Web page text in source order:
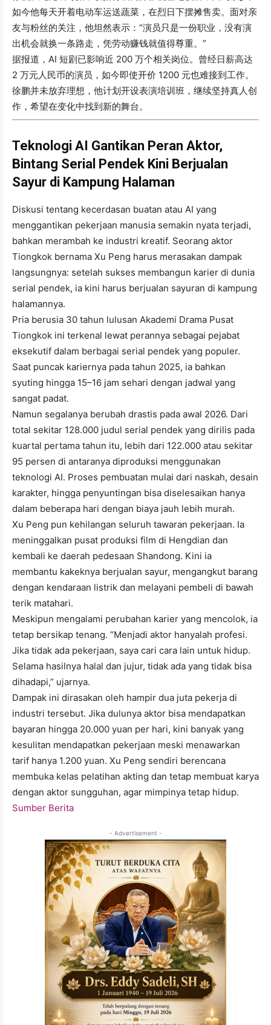
如今他每天开着电动车运送蔬菜，在烈日下摆摊售卖。面对亲
友与粉丝的关注，他坦然表示：“演员只是一份职业，没有演
出机会就换一条路走，凭劳动赚钱就值得尊重。”
据报道，AI 短剧已影响近 200 万个相关岗位。曾经日薪高达
2 万元人民币的演员，如今即使开价 1200 元也难接到工作。
徐鹏并未放弃理想，他计划开设表演培训班，继续坚持真人创
作，希望在变化中找到新的舞台。
Teknologi AI Gantikan Peran Aktor,
Bintang Serial Pendek Kini Berjualan
Sayur di Kampung Halaman
Diskusi tentang kecerdasan buatan atau AI yang
menggantikan pekerjaan manusia semakin nyata terjadi,
bahkan merambah ke industri kreatif. Seorang aktor
Tiongkok bernama Xu Peng harus merasakan dampak
langsungnya: setelah sukses membangun karier di dunia
serial pendek, ia kini harus berjualan sayuran di kampung
halamannya.
Pria berusia 30 tahun lulusan Akademi Drama Pusat
Tiongkok ini terkenal lewat perannya sebagai pejabat
eksekutif dalam berbagai serial pendek yang populer.
Saat puncak kariernya pada tahun 2025, ia bahkan
syuting hingga 15–16 jam sehari dengan jadwal yang
sangat padat.
Namun segalanya berubah drastis pada awal 2026. Dari
total sekitar 128.000 judul serial pendek yang dirilis pada
kuartal pertama tahun itu, lebih dari 122.000 atau sekitar
95 persen di antaranya diproduksi menggunakan
teknologi AI. Proses pembuatan mulai dari naskah, desain
karakter, hingga penyuntingan bisa diselesaikan hanya
dalam beberapa hari dengan biaya jauh lebih murah.
Xu Peng pun kehilangan seluruh tawaran pekerjaan. Ia
meninggalkan pusat produksi film di Hengdian dan
kembali ke daerah pedesaan Shandong. Kini ia
membantu kakeknya berjualan sayur, mengangkut barang
dengan kendaraan listrik dan melayani pembeli di bawah
terik matahari.
Meskipun mengalami perubahan karier yang mencolok, ia
tetap bersikap tenang. “Menjadi aktor hanyalah profesi.
Jika tidak ada pekerjaan, saya cari cara lain untuk hidup.
Selama hasilnya halal dan jujur, tidak ada yang tidak bisa
dihadapi,” ujarnya.
Dampak ini dirasakan oleh hampir dua juta pekerja di
industri tersebut. Jika dulunya aktor bisa mendapatkan
bayaran hingga 20.000 yuan per hari, kini banyak yang
kesulitan mendapatkan pekerjaan meski menawarkan
tarif hanya 1.200 yuan. Xu Peng sendiri berencana
membuka kelas pelatihan akting dan tetap membuat karya
dengan aktor sungguhan, agar mimpinya tetap hidup.
Sumber Berita
- Advertisement -